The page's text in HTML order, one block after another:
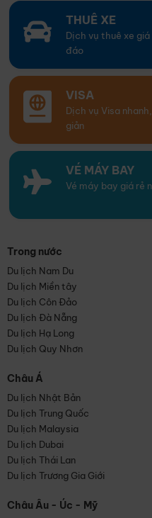
THUÊ XE
Dịch vụ thuê xe
đáo
VISA
Dịch vụ Visa
giản
VÉ MÁY BAY
Vé máy bay giá rẻ
Trong nước
Du lịch Nam Du
Du lịch Miền tây
Du lịch Côn Đảo
Du lịch Đà Nẵng
Du lịch Hạ Long
Du lịch Quy Nhơn
Châu Á
Du lịch Nhật Bản
Du lịch Trung Quốc
Du lịch Malaysia
Du lịch Dubai
Du lịch Thái Lan
Du lịch Trương Gia Giới
Châu Âu - Úc - Mỹ